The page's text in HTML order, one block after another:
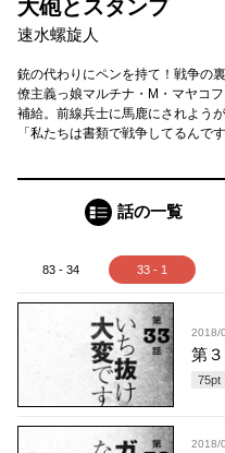
大砲とスタンプ
速水螺旋人
銃の代わりにペンを持て！戦争の
僚主義っ娘マルチナ・M・マヤコ
補給。前線兵士に馬鹿にされよう
「私たちは書類で戦争してるんです
話の一覧
83 - 34 33 - 1
2018/
第
75pt
2018/